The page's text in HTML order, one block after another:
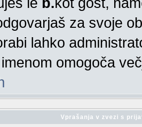
za svoje
lahko
omogoča
Vprašanja v zvezi s